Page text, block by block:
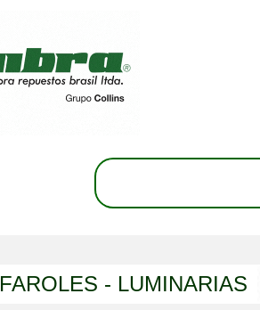
FAROLES - LUMINARIAS